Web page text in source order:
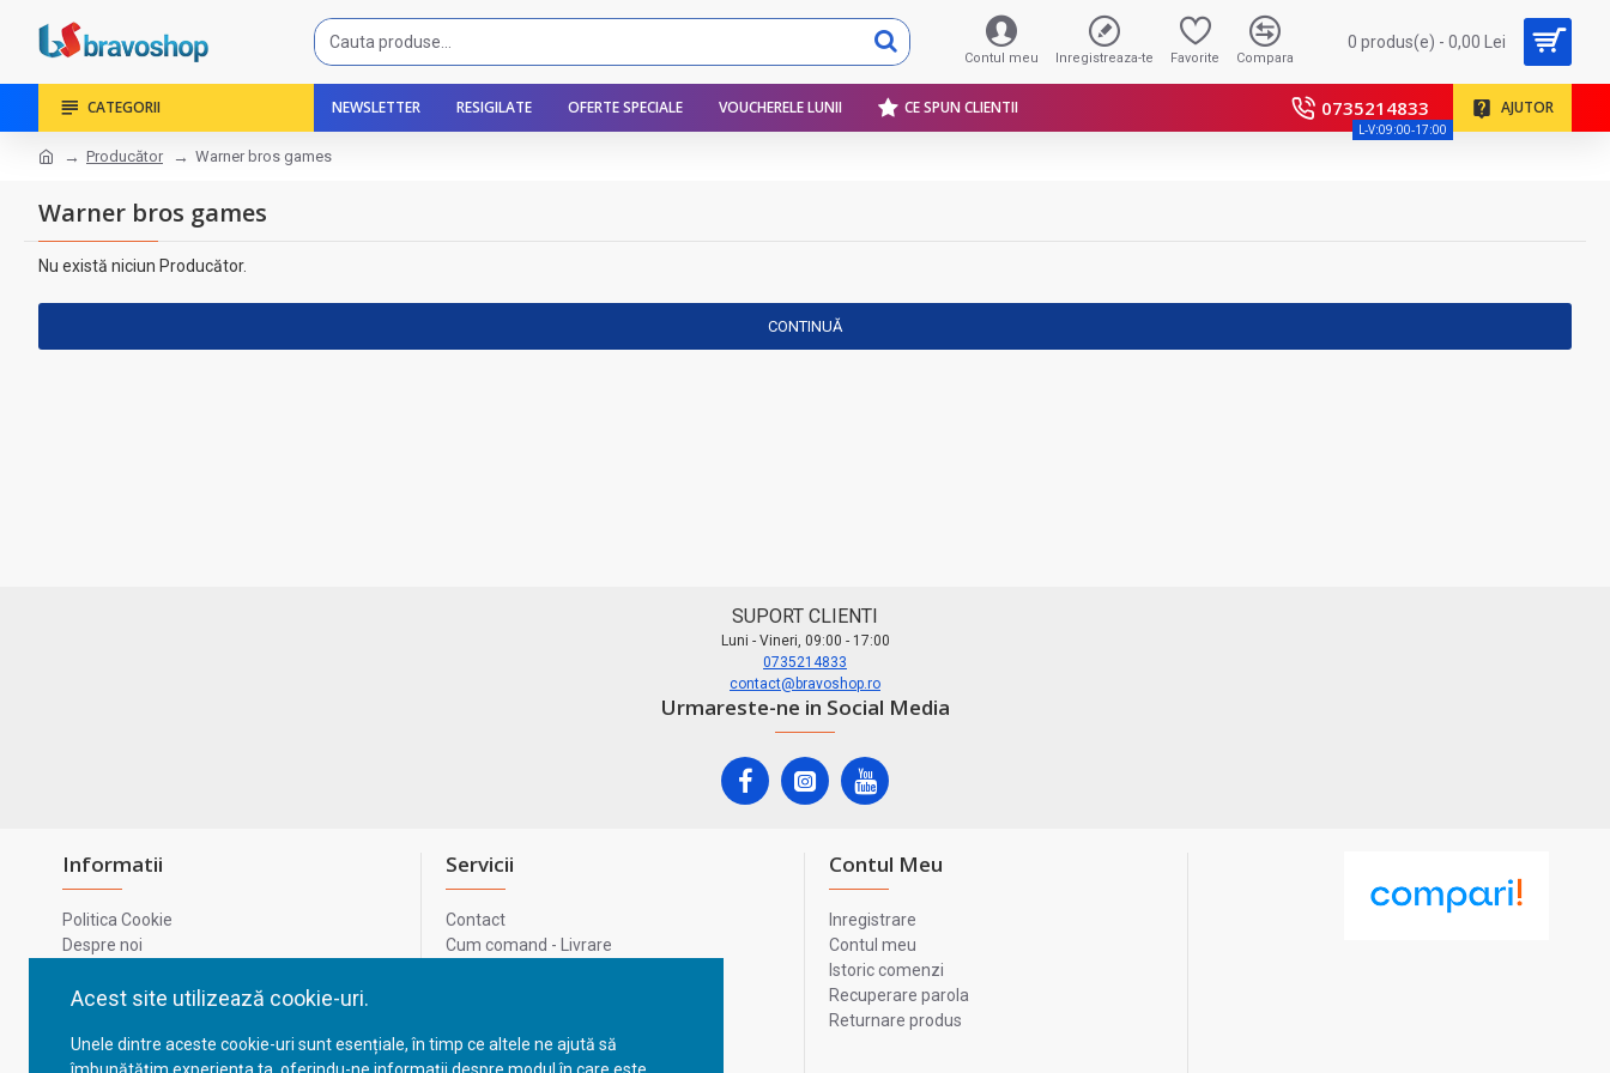
Acest site utilizează cookie-uri.
Unele dintre aceste cookie-uri sunt esențiale, în timp ce altele ne ajută să
Contul meu Inregistreaza-te Favorite Compara
0 produs(e) - 0,00 Lei
CATEGORII NEWSLETTER RESIGILATE OFERTE SPECIALE VOUCHERELE LUNII CE SPUN CLIENTII 0735214833
L-V:09:00-17:00
AJUTOR
Producător Warner bros games
Warner bros games
Nu există niciun Producător.
CONTINUĂ
SUPORT CLIENTI
Luni - Vineri, 09:00 - 17:00
0735214833
contact@bravoshop.ro
Urmareste-ne in Social Media
Informatii
Politica Cookie
Despre noi
Confidentialitate
GDPR - Datele tale
Servicii
Contact
Cum comand - Livrare
ANPC
Contul Meu
Inregistrare
Contul meu
Istoric comenzi
Recuperare parola
Returnare produs